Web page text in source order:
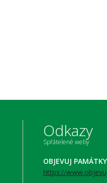
Odkazy
Spřátelené weby
OBJEVUJ PAMÁTKY
https://